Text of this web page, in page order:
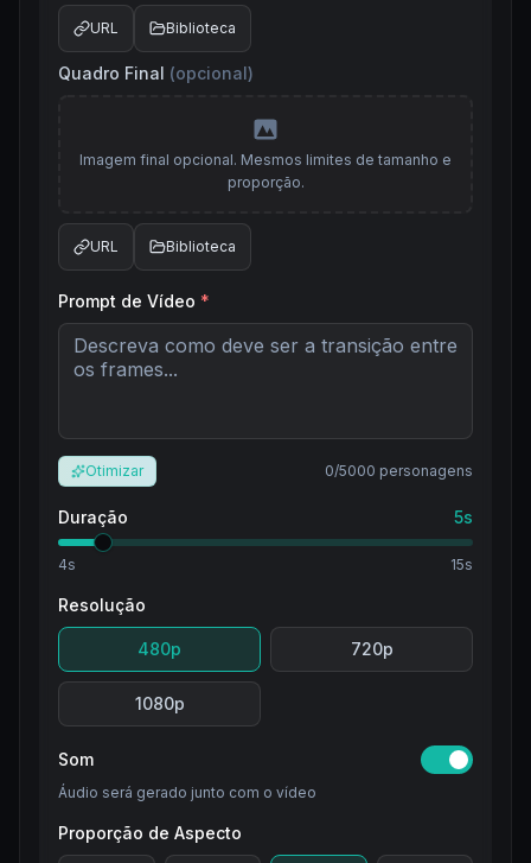
URL Biblioteca
Quadro Final (opcional)
Imagem final opcional. Mesmos limites de tamanho e
proporção.
URL Biblioteca
Prompt de Vídeo *
Otimizar 0/5000 personagens
Duração 5s
4s 15s
Resolução
480p 720p
1080p
Som
Áudio será gerado junto com o vídeo
Proporção de Aspecto